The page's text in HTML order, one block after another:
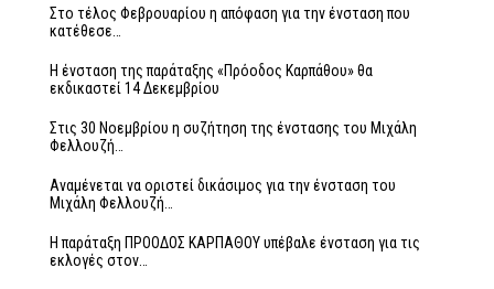
Στο τέλος Φεβρουαρίου η απόφαση για την ένσταση που
κατέθεσε…
Η ένσταση της παράταξης «Πρόοδος Καρπάθου» θα
εκδικαστεί 14 Δεκεμβρίου
Στις 30 Νοεμβρίου η συζήτηση της ένστασης του Μιχάλη
Φελλουζή…
Αναμένεται να οριστεί δικάσιμος για την ένσταση του
Μιχάλη Φελλουζή…
Η παράταξη ΠΡΟΟΔΟΣ ΚΑΡΠΑΘΟΥ υπέβαλε ένσταση για τις
εκλογές στον…